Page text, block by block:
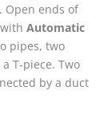
Open ends of
Automatic
pipes, two
T-piece. Two
by a duct